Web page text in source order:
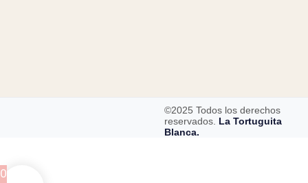
©2025 Todos los derechos
reservados. La Tortuguita
Blanca.
0